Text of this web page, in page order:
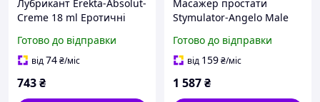
Лубрикант Erekta-Absolut-
Creme 18 ml Еротичні
Готово до відправки
від74₴/міс
743₴
Масажер простати
Stymulator-Angelo Male
(blue) Еротичні товари
для дорослих
Готово до відправки
від 159₴/міс
1 587₴